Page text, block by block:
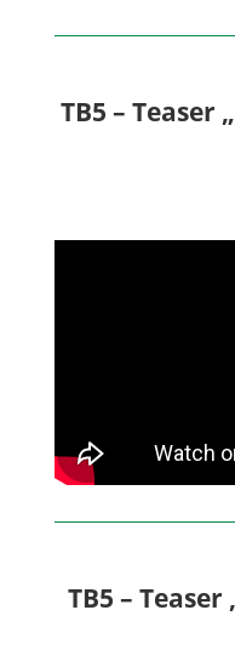
TB5 – Teaser
TB5 –